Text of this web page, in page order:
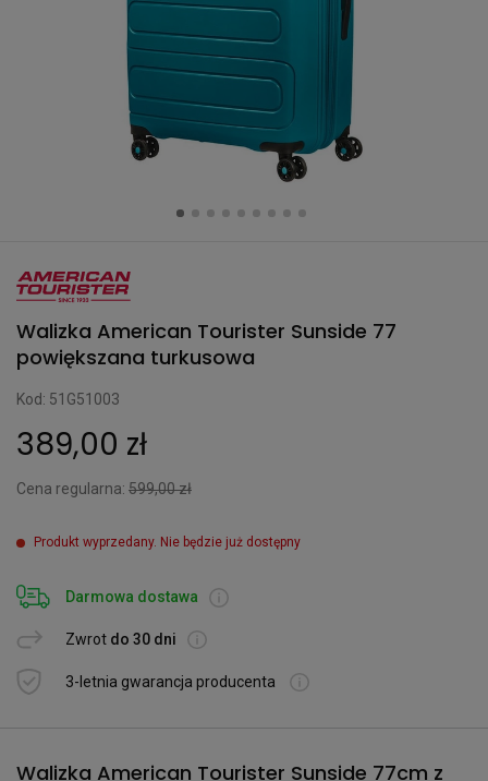
Walizka American Tourister Sunside 77
powiększana turkusowa
Kod: 51G51003
389,00 zł
Cena regularna: 599,00 zł
Produkt wyprzedany. Nie będzie już dostępny
Darmowa dostawa
Zwrot do 30 dni
3-letnia gwarancja producenta
Walizka American Tourister Sunside 77cm z